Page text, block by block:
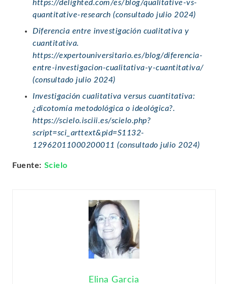
https://delighted.com/es/blog/qualitative-vs-
quantitative-research (consultado julio 2024)
Diferencia entre investigación cualitativa y
cuantitativa.
https://expertouniversitario.es/blog/diferencia-
entre-investigacion-cualitativa-y-cuantitativa/
(consultado julio 2024)
Investigación cualitativa versus cuantitativa:
¿dicotomía metodológica o ideológica?.
https://scielo.isciii.es/scielo.php?
script=sci_arttext&pid=S1132-
12962011000200011 (consultado julio 2024)
Fuente: Scielo
Elina Garcia